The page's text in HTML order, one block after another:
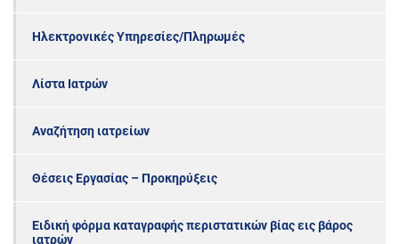
Ηλεκτρονικές Υπηρεσίες/Πληρωμές
Λίστα Ιατρών
Αναζήτηση ιατρείων
Θέσεις Εργασίας – Προκηρύξεις
Ειδική φόρμα καταγραφής περιστατικών βίας εις βάρος
ιατρών